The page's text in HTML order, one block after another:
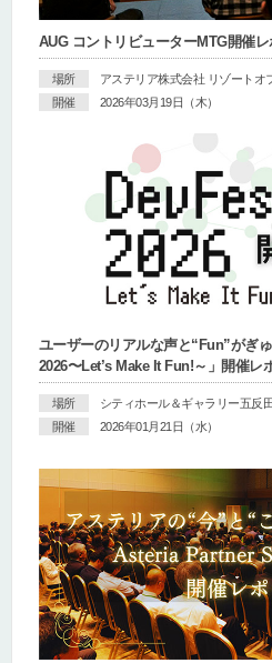
AUG コントリビューターMTG開催レ
場所
アステリア株式会社 リゾートオ
開催
2026年03月19日（木）
ユーザーのリアルな声と“Fun”がぎ
2026〜Let’s Make It Fun!～」開催レ
場所
シティホール＆ギャラリー五反田
開催
2026年01月21日（水）